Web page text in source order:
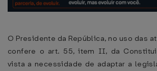
O Presidente da República, no uso das
confere o art. 55, item II, da
vista a necessidade de adaptar a